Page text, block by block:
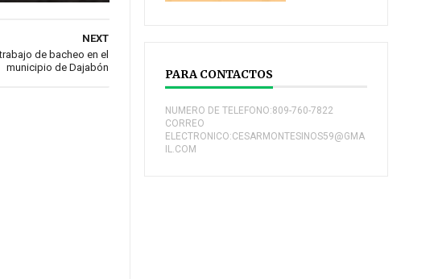
NEXT
de bacheo en el
municipio de Dajabón
PARA CONTACTOS
NUMERO DE TELEFONO:809-760-7822
CORREO
ELECTRONICO:CESARMONTESINOS59@GMA
IL.COM